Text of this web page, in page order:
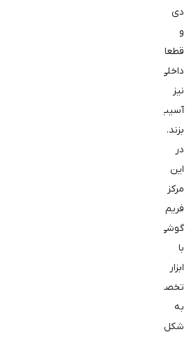
دی
و
قطعات
داخلی
نیز
آسیب
بزند.
در
این
مرکز
فریم
گوشی
با
ابزار
تخصصی
به
شکل